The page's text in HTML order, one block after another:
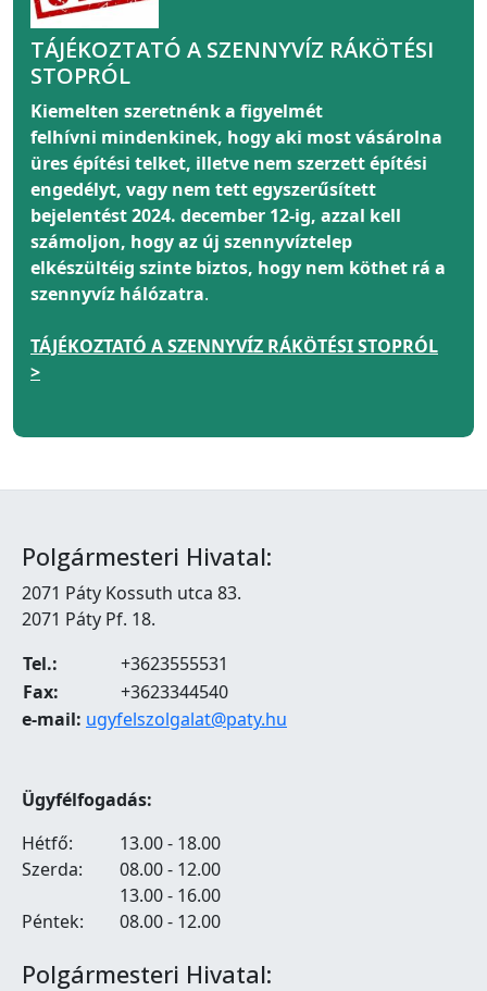
TÁJÉKOZTATÓ A SZENNYVÍZ RÁKÖTÉSI
STOPRÓL
Kiemelten szeretnénk a figyelmét
felhívni mindenkinek, hogy aki most vásárolna
üres építési telket, illetve nem szerzett építési
engedélyt, vagy nem tett egyszerűsített
bejelentést 2024. december 12-ig, azzal kell
számoljon, hogy az új szennyvíztelep
elkészültéig szinte biztos, hogy nem köthet rá a
szennyvíz hálózatra.
TÁJÉKOZTATÓ A SZENNYVÍZ RÁKÖTÉSI STOPRÓL
>
Polgármesteri Hivatal:
2071 Páty Kossuth utca 83.
2071 Páty Pf. 18.
Tel.:
+3623555531
Fax:
+3623344540
e-mail: ugyfelszolgalat@paty.hu
Ügyfélfogadás:
Hétfő:
13.00 - 18.00
Szerda:
08.00 - 12.00
13.00 - 16.00
Péntek:
08.00 - 12.00
Polgármesteri Hivatal: